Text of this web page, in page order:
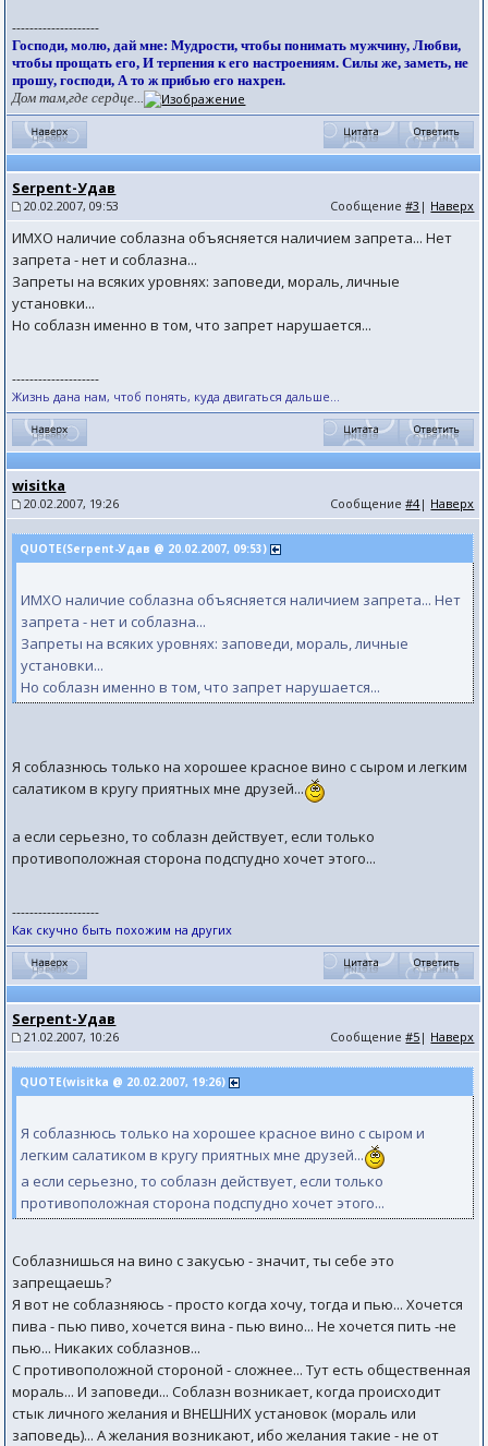
--------------------
Господи, молю, дай мне: Мудрости, чтобы понимать мужчину, Любви,
чтобы прощать его, И терпения к его настроениям. Силы же, заметь, не
прошу, господи, А то ж прибью его нахрен.
Дом там,где сердце...
Serpent-Удав
20.02.2007, 09:53 Сообщение#3 | Наверх
ИМХО наличие соблазна объясняется наличием запрета... Нет
запрета - нет и соблазна...
Запреты на всяких уровнях: заповеди, мораль, личные
установки...
Но соблазн именно в том, что запрет нарушается...
--------------------
Жизнь дана нам, чтоб понять, куда двигаться дальше...
wisitka
20.02.2007, 19:26 Сообщение#4| Наверх
QUOTE(Serpent-Удав @ 20.02.2007, 09:53)
ИМХО наличие соблазна объясняется наличием запрета... Нет
запрета - нет и соблазна...
Запреты на всяких уровнях: заповеди, мораль, личные
установки...
Но соблазн именно в том, что запрет нарушается...
Я соблазнюсь только на хорошее красное вино с сыром и легким
салатиком в кругу приятных мне друзей...
а если серьезно, то соблазн действует, если только
противоположная сторона подспудно хочет этого...
--------------------
Как скучно быть похожим на других
Serpent-Удав
21.02.2007, 10:26 Сообщение#5 | Наверх
QUOTE(wisitka @ 20.02.2007, 19:26)
Я соблазнюсь только на хорошее красное вино с сыром и
легким салатиком в кругу приятных мне друзей...
а если серьезно, то соблазн действует, если только
противоположная сторона подспудно хочет этого...
Соблазнишься на вино с закусью - значит, ты себе это
запрещаешь?
Я вот не соблазняюсь - просто когда хочу, тогда и пью... Хочется
пива - пью пиво, хочется вина - пью вино... Не хочется пить -не
пью... Никаких соблазнов...
С противоположной стороной - сложнее... Тут есть общественная
мораль... И заповеди... Соблазн возникает, когда происходит
стык личного желания и ВНЕШНИХ установок (мораль или
заповедь)... А желания возникают, ибо желания такие - не от